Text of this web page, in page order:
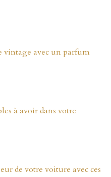
vintage avec un parfum
à avoir dans votre
de votre voiture avec ces